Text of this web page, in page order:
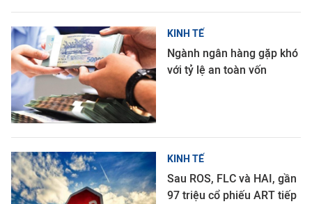
KINH TẾ
Ngành ngân hàng gặp khó
với tỷ lệ an toàn vốn
KINH TẾ
Sau ROS, FLC và HAI, gần
97 triệu cổ phiếu ART tiếp